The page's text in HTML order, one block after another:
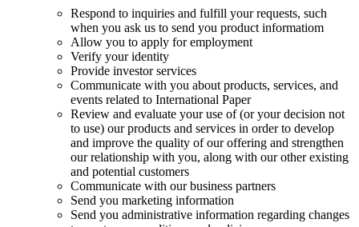
Respond to inquiries and fulfill your requests, such
when you ask us to send you product informatiom
Allow you to apply for employment
Verify your identity
Provide investor services
Communicate with you about products, services, and
events related to International Paper
Review and evaluate your use of (or your decision not
to use) our products and services in order to develop
and improve the quality of our offering and strengthen
our relationship with you, along with our other existing
and potential customers
Communicate with our business partners
Send you marketing information
Send you administrative information regarding changes